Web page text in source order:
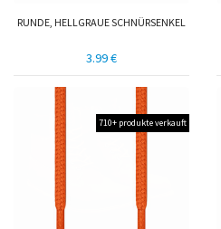
RUNDE, HELLGRAUE SCHNÜRSENKEL
3.99 €
710+ produkte verkauft